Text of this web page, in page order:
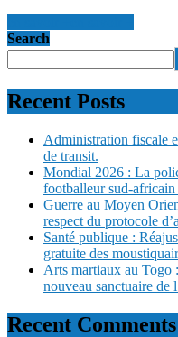
Search
Recent Posts
Administration fiscale
de transit.
Mondial 2026 : La
footballeur sud-africain
Guerre au Moyen
respect du protocole
Santé publique :
gratuite des
Arts martiaux au
nouveau sanctuaire de
Recent Comments